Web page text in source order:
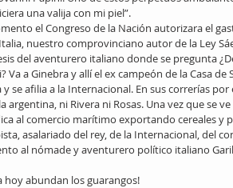
una valija con mi piel”.
el Congreso de la Nación autorizara el
nuestro comprovinciano autor de la Ley
del aventurero italiano donde se pregunta
Va a Ginebra y allí el ex campeón de la Casa
y se afilia a la Internacional. En sus correrías
argentina, ni Rivera ni Rosas. Una vez que se
al comercio marítimo exportando cereales
asalariado del rey, de la Internacional, del
al nómade y aventurero político italiano
hoy abundan los guarangos!